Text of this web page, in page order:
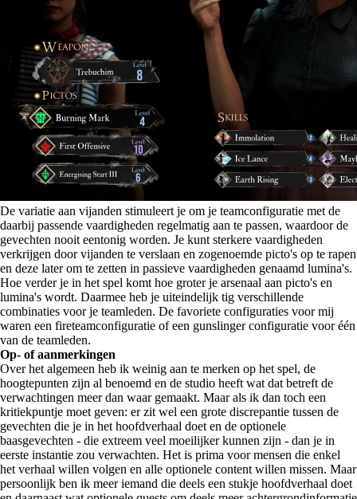
De variatie aan vijanden stimuleert je om je teamconfiguratie met de
daarbij passende vaardigheden regelmatig aan te passen, waardoor de
gevechten nooit eentonig worden. Je kunt sterkere vaardigheden
verkrijgen door vijanden te verslaan en zogenoemde picto's op te rapen
en deze later om te zetten in passieve vaardigheden genaamd lumina's.
Hoe verder je in het spel komt hoe groter je arsenaal aan picto's en
lumina's wordt. Daarmee heb je uiteindelijk tig verschillende
combinaties voor je teamleden. De favoriete configuraties voor mij
waren een fireteamconfiguratie of een gunslinger configuratie voor één
van de teamleden.
Op- of aanmerkingen
Over het algemeen heb ik weinig aan te merken op het spel, de
hoogtepunten zijn al benoemd en de studio heeft wat dat betreft de
verwachtingen meer dan waar gemaakt. Maar als ik dan toch een
kritiekpuntje moet geven: er zit wel een grote discrepantie tussen de
gevechten die je in het hoofdverhaal doet en de optionele
baasgevechten - die extreem veel moeilijker kunnen zijn - dan je in
eerste instantie zou verwachten. Het is prima voor mensen die enkel
het verhaal willen volgen en alle optionele content willen missen. Maar
persoonlijk ben ik meer iemand die deels een stukje hoofdverhaal doet